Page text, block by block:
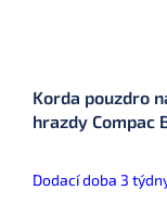
Korda pouzdro
hrazdy Compac
Dodací doba 3